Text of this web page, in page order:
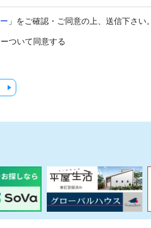
」をご確認・ご同意の上、送信下さい。
ついて同意する